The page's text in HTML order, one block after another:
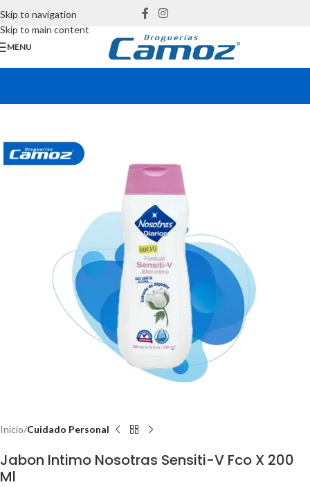
Skip to navigation
Skip to main content
MENU
Inicio Cuidado Personal
Jabon Intimo Nosotras Sensiti-V Fco X 200
Ml